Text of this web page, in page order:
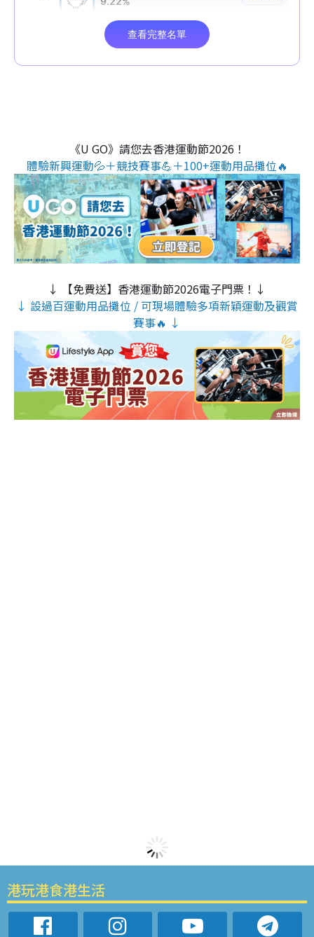
《U GO》請您去香港運動節2026！
體驗新興運動💦＋競技賽事💪＋100+運動用品攤位🔥
↓ 【免費送】香港運動節2026電子門票！↓
↓ 設過百運動用品攤位 / 可現場體驗多項新穎運動及觀賞
賽事🔥 ↓
港玩港食港生活